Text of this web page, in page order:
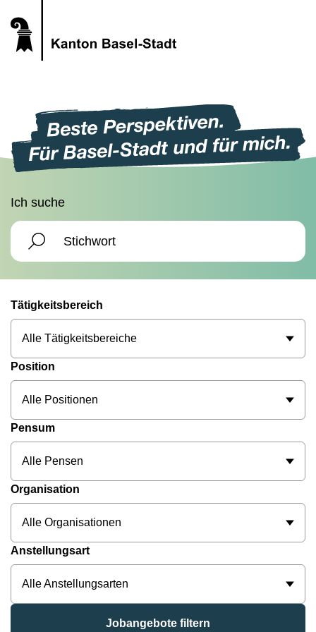
Ich suche
Tätigkeitsbereich
Alle Tätigkeitsbereiche
Position
Alle Positionen
Pensum
Alle Pensen
Organisation
Alle Organisationen
Anstellungsart
Alle Anstellungsarten
Jobangebote filtern